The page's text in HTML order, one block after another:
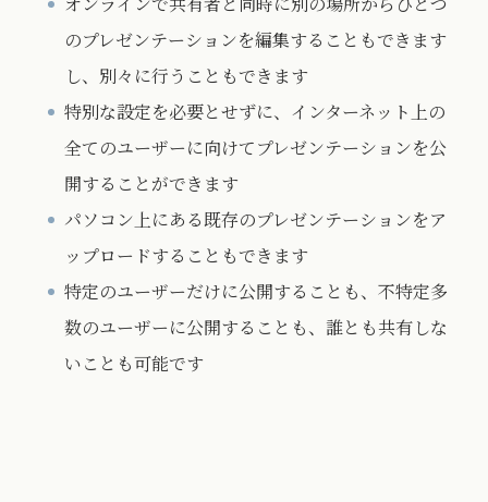
のプレゼンテーションを編集することもできます
し、別々に行うこともできます
特別な設定を必要とせずに、インターネット上の
全てのユーザーに向けてプレゼンテーションを公
開することができます
パソコン上にある既存のプレゼンテーションをア
ップロードすることもできます
特定のユーザーだけに公開することも、不特定多
数のユーザーに公開することも、誰とも共有しな
いことも可能です